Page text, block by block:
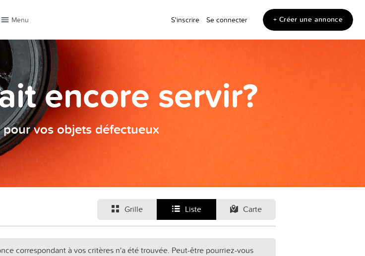
Menu S'inscrire Se connecter + Créer une annonce
encore servir?
vos objets défectueux
Grille Liste Carte
correspondant à vos critères n'a été trouvée. Peut-être pourriez-vous